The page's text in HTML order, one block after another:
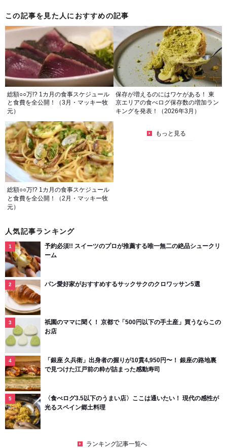
この記事を見た人におすすめの記事
総額○○万!? 1カ月の食事スケジュール
と食費を全公開！（3月・マッキー牧
元）
保存が増えるのにはワケがある！ 東
京エリアの食べログ保存数の増加ラン
キングを発表！（2026年3月）
総額○○万!? 1カ月の食事スケジュール
と食費を全公開！（2月・マッキー牧
元）
もっと見る
人気記事ランキング
予約必須!! スイーツのプロが推薦する唯一無二の絶品シュークリ
ーム
パン愛好家がおすすめするサックサクのクロワッサン5選
祇園のママに聞く！ 京都で「500円以下の手土産」買うならこの
お店
「銀座 久兵衛」出身者の握りが10貫4,950円〜！ 銀座の路地裏
で見つけた江戸前の粋が詰まった感動寿司
〈食べログ3.5以下のうまい店〉ここは通いたい！ 現代の感性が
光るスペイン郷土料理
ランキング記事一覧へ